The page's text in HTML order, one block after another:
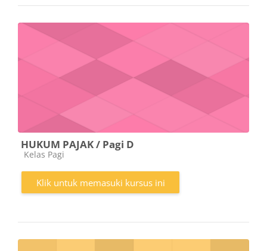
HUKUM PAJAK / Pagi D
Kategori kursus
Kelas Pagi
Klik untuk memasuki kursus ini